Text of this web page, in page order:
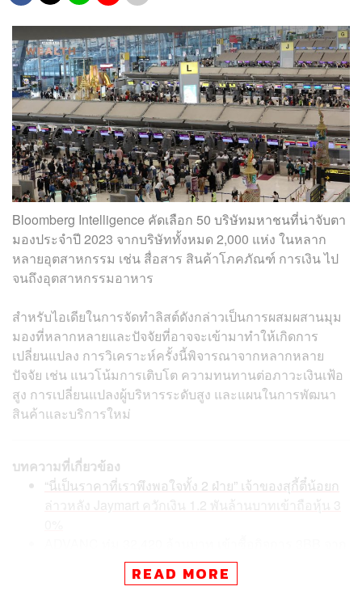
Bloomberg Intelligence คัดเลือก 50 บริษัทมหาชนที่น่าจับตา
มองประจำปี 2023 จากบริษัททั้งหมด 2,000 แห่ง ในหลาก
หลายอุตสาหกรรม เช่น สื่อสาร สินค้าโภคภัณฑ์ การเงิน ไป
จนถึงอุตสาหกรรมอาหาร
สำหรับไอเดียในการจัดทำลิสต์ดังกล่าวเป็นการผสมผสานมุม
มองที่หลากหลายและปัจจัยที่อาจจะเข้ามาทำให้เกิดการ
เปลี่ยนแปลง การวิเคราะห์ครั้งนี้พิจารณาจากหลากหลาย
ปัจจัย เช่น แนวโน้มการเติบโต ความทนทานต่อภาวะเงินเฟ้อ
สูง การเปลี่ยนแปลงผู้บริหารระดับสูง และแผนในการพัฒนา
สินค้าและบริการใหม่
บทความที่เกี่ยวข้อง
“นี่เป็นราคาที่เราพึงพอใจทั้ง 2 ฝ่าย” เจ้าของสุกี้ตี๋น้อยก
ล่าวหลัง Jaymart ควักเงิน 1.2 พันล้านบาทเข้าถือหุ้น 3
กางแผน ‘โอ้กะจู๋’ หลังมี OR เป็นแบ็กอัป เดินหน้าขยาย
READ MORE